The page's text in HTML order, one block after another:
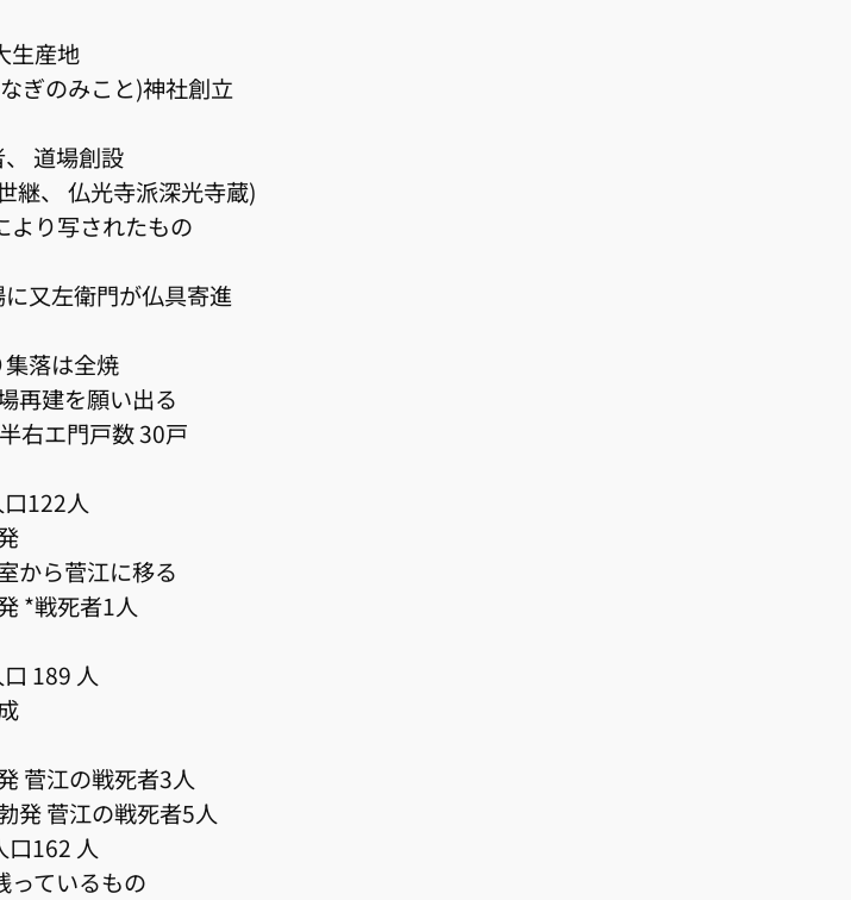
生産地
ぎのみこと)神社創立
道場創設
継、 仏光寺派深光寺蔵)
されたもの
又左衛門が仏具寄進
落は全焼
再建を願い出る
エ門戸数 30戸
122人
から菅江に移る
*戦死者1人
189 人
菅江の戦死者3人
発 菅江の戦死者5人
口162 人
ているもの